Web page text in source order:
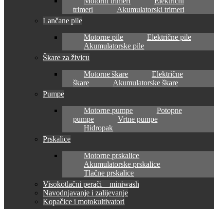
trimeri
Akumulatorski trimeri
Lančane pile
Motorne pile
Električne pile
Akumulatorske pile
Škare za živicu
Motorne škare
Električne
škare
Akumulatorske škare
Pumpe
Motorne pumpe
Potopne
pumpe
Vrtne pumpe
Hidropak
Prskalice
Motorne prskalice
Akumulatorske prskalice
Tlačne prskalice
Visokotlačni perači – miniwash
Navodnjavanje i zalijevanje
Kopačice i motokultivatori